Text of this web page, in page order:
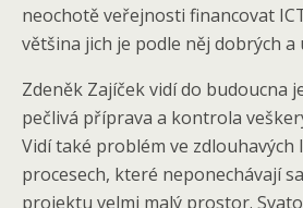
neochotě veřejnosti financovat
většina jich je podle něj dobrých a
Zdeněk Zajíček vidí do budoucna
pečlivá příprava a kontrola
Vidí také problém ve zdlouhavých
procesech, které neponechávají
projektu velmi malý prostor.